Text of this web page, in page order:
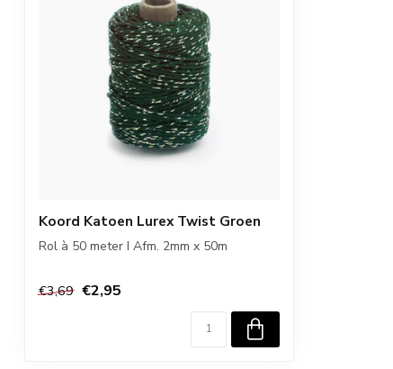
Koord Katoen Lurex Twist Groen
Rol à 50 meter I Afm. 2mm x 50m
€3,69 €2,95